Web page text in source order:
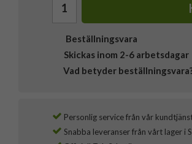
Beställningsvara
Skickas inom 2-6 arbetsdagar
Vad betyder
Personlig service från vår
Snabba leveranser från vårt lager i